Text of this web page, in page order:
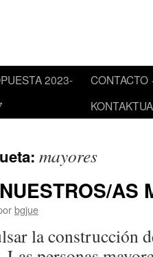
2023-
CONTACTO ·
KONTAKTUA
mayores
AS
bgjue
la construcción